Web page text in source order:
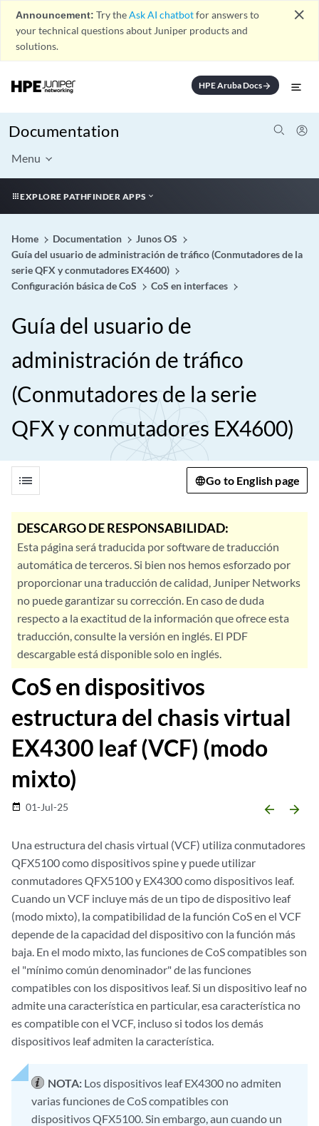
Announcement: Try theAsk AI chatbotfor answers to
your technical questions about Juniper products and
solutions.
close
HPE Aruba Docsarrow_forward
Documentation
Menu
EXPLORE PATHFINDER APPS
Home Documentation
Junos OS
Guía del usuario de administración de tráfico (Conmutadores de la
serie QFX y conmutadores EX4600)
Configuración básica de CoS
CoS en interfaces
Guía del usuario de
administración de tráfico
(Conmutadores de la serie
QFX y conmutadores EX4600)
list Go to English page
DESCARGO DE RESPONSABILIDAD:
Esta página será traducida por software de traducción
automática de terceros. Si bien nos hemos esforzado por
proporcionar una traducción de calidad, Juniper Networks
no puede garantizar su corrección. En caso de duda
respecto a la exactitud de la información que ofrece esta
traducción, consulte la versión en inglés. El PDF
descargable está disponible solo en inglés.
CoS en dispositivos
estructura del chasis virtual
EX4300 leaf (VCF) (modo
mixto)
date_range 01-Jul-25 arrow_backward arrow_forward
Una estructura del chasis virtual (VCF) utiliza conmutadores
QFX5100 como dispositivos spine y puede utilizar
conmutadores QFX5100 y EX4300 como dispositivos leaf.
Cuando un VCF incluye más de un tipo de dispositivo leaf
(modo mixto), la compatibilidad de la función CoS en el VCF
depende de la capacidad del dispositivo con la función más
baja. En el modo mixto, las funciones de CoS compatibles son
el "mínimo común denominador" de las funciones
compatibles con los dispositivos leaf. Si un dispositivo leaf no
admite una característica en particular, esa característica no
es compatible con el VCF, incluso si todos los demás
dispositivos leaf admiten la característica.
NOTA: Los dispositivos leaf EX4300 no admiten
varias funciones de CoS compatibles con
dispositivos QFX5100. Sin embargo, aun cuando un